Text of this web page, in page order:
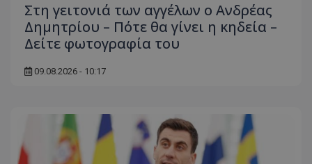
Στη γειτονιά των αγγέλων ο Ανδρέας
Δημητρίου – Πότε θα γίνει η κηδεία –
Δείτε φωτογραφία του
09.08.2026 - 10:17